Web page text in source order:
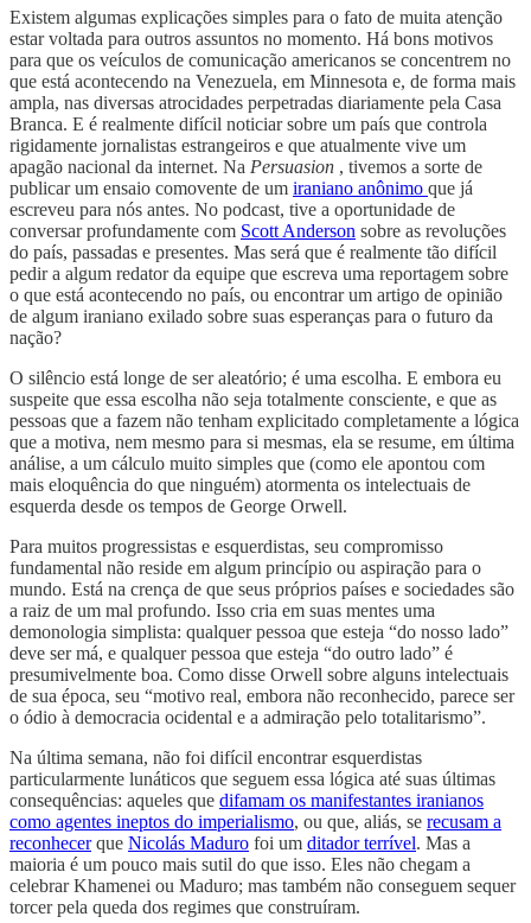
Existem algumas explicações simples para o fato de muita atenção
estar voltada para outros assuntos no momento. Há bons motivos
para que os veículos de comunicação americanos se concentrem no
que está acontecendo na Venezuela, em Minnesota e, de forma mais
ampla, nas diversas atrocidades perpetradas diariamente pela Casa
Branca. E é realmente difícil noticiar sobre um país que controla
rigidamente jornalistas estrangeiros e que atualmente vive um
apagão nacional da internet. Na Persuasion , tivemos a sorte de
publicar um ensaio comovente de um iraniano anônimo que já
escreveu para nós antes. No podcast, tive a oportunidade de
conversar profundamente com Scott Anderson sobre as revoluções
do país, passadas e presentes. Mas será que é realmente tão difícil
pedir a algum redator da equipe que escreva uma reportagem sobre
o que está acontecendo no país, ou encontrar um artigo de opinião
de algum iraniano exilado sobre suas esperanças para o futuro da
nação?
O silêncio está longe de ser aleatório; é uma escolha. E embora eu
suspeite que essa escolha não seja totalmente consciente, e que as
pessoas que a fazem não tenham explicitado completamente a lógica
que a motiva, nem mesmo para si mesmas, ela se resume, em última
análise, a um cálculo muito simples que (como ele apontou com
mais eloquência do que ninguém) atormenta os intelectuais de
esquerda desde os tempos de George Orwell.
Para muitos progressistas e esquerdistas, seu compromisso
fundamental não reside em algum princípio ou aspiração para o
mundo. Está na crença de que seus próprios países e sociedades são
a raiz de um mal profundo. Isso cria em suas mentes uma
demonologia simplista: qualquer pessoa que esteja “do nosso lado”
deve ser má, e qualquer pessoa que esteja “do outro lado” é
presumivelmente boa. Como disse Orwell sobre alguns intelectuais
de sua época, seu “motivo real, embora não reconhecido, parece ser
o ódio à democracia ocidental e a admiração pelo totalitarismo”.
Na última semana, não foi difícil encontrar esquerdistas
particularmente lunáticos que seguem essa lógica até suas últimas
consequências: aqueles que difamam os manifestantes iranianos
como agentes ineptos do imperialismo, ou que, aliás, se recusam a
reconhecerque Nicolás Maduro foi um ditador terrível. Mas a
maioria é um pouco mais sutil do que isso. Eles não chegam a
celebrar Khamenei ou Maduro; mas também não conseguem sequer
torcer pela queda dos regimes que construíram.